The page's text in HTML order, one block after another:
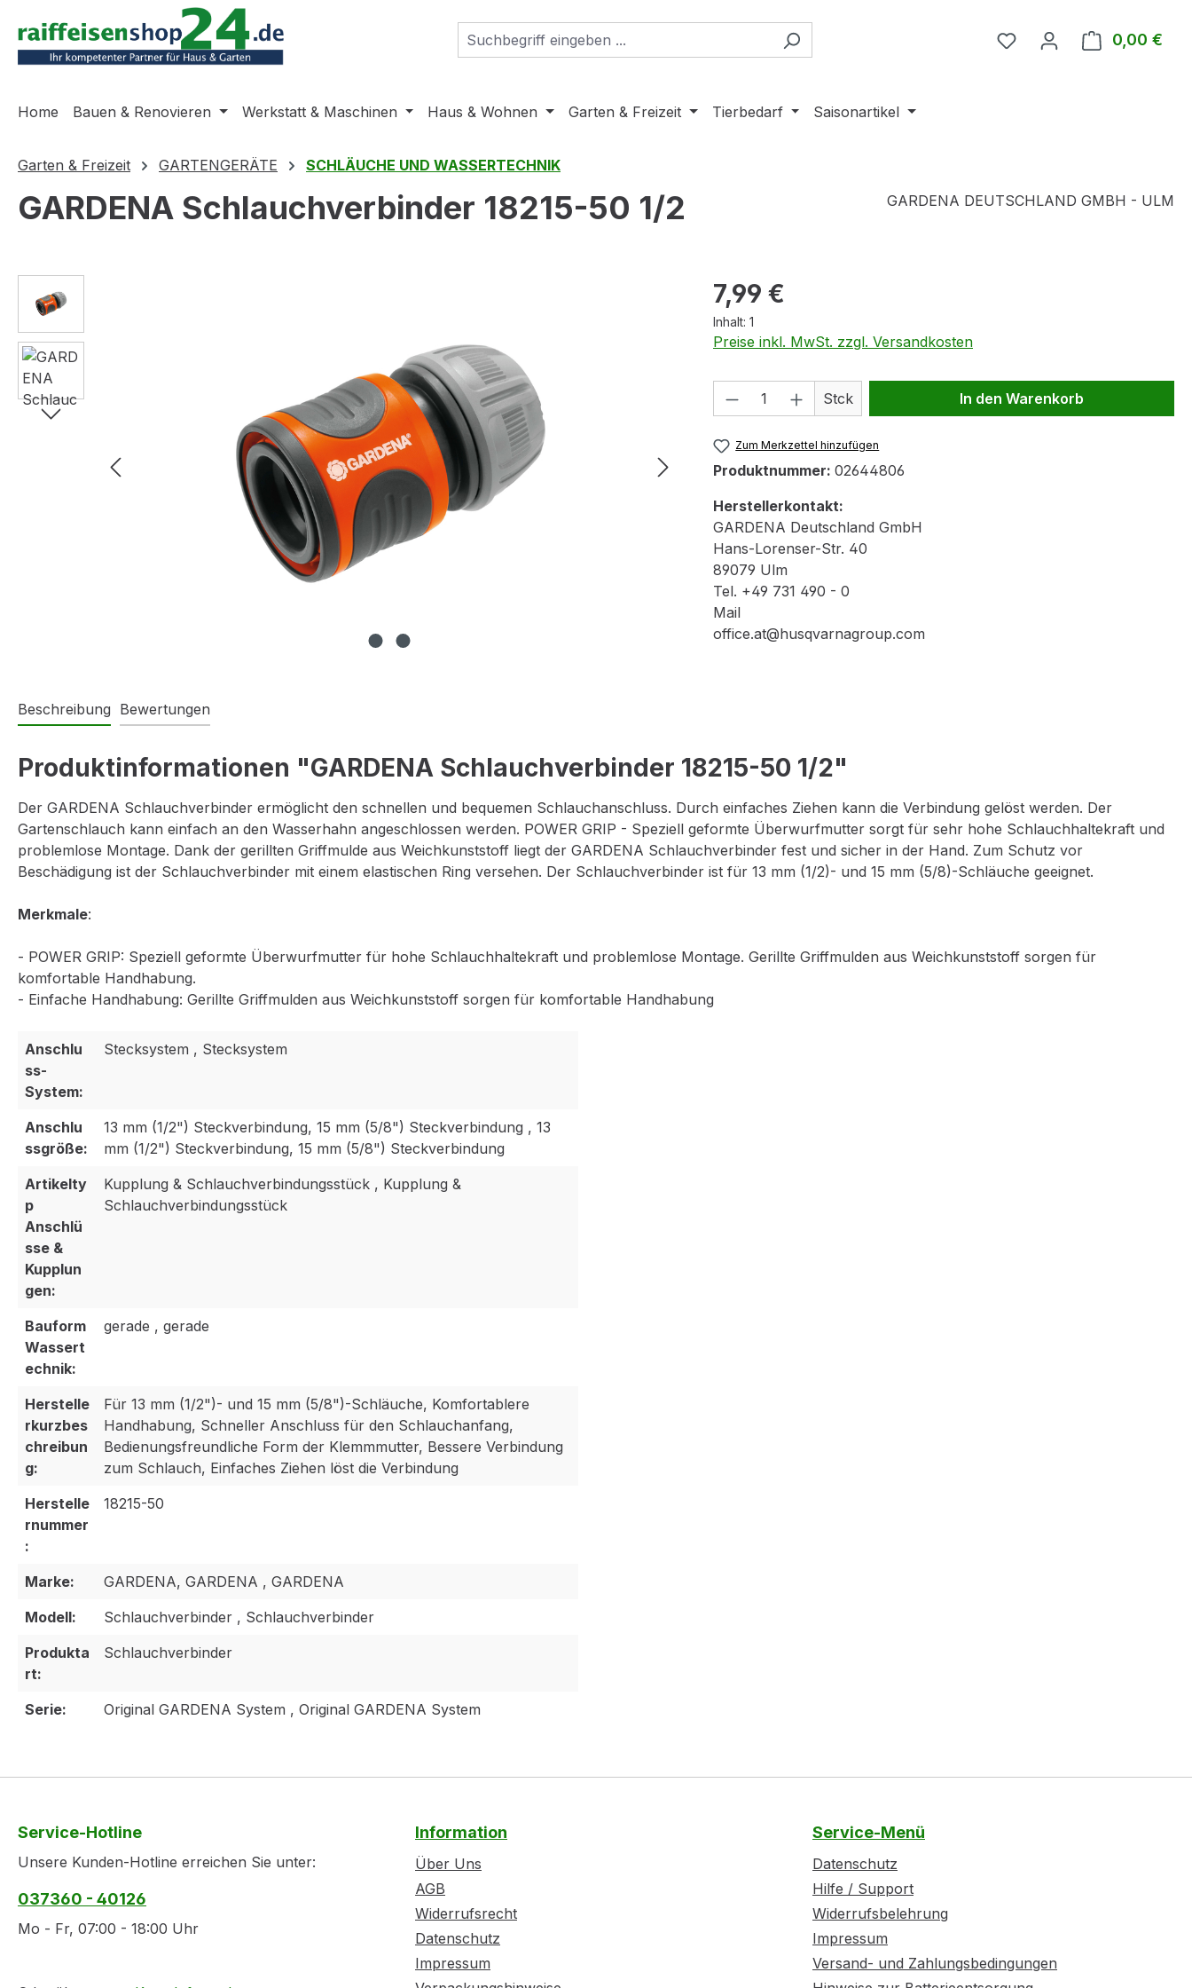
Hauptinhalt springen
Zur Suche springen
Zur Hauptnavigation springen
0,00 €
Home Bauen & Renovieren Werkstatt & Maschinen Haus & Wohnen Garten & Freizeit Tierbedarf Saisonartikel
Garten & Freizeit GARTENGERÄTE SCHLÄUCHE UND WASSERTECHNIK
GARDENA Schlauchverbinder 18215-50 1/2 GARDENA DEUTSCHLAND GMBH - ULM
Regulärer Preis:
7,99 €
Inhalt: 1
Preise inkl. MwSt. zzgl. Versandkosten
Produkt Anzahl: Gib den gewünschten Wert
Stck In den Warenkorb
Zum Merkzettel hinzufügen
Produktnummer: 02644806
Herstellerkontakt:
GARDENA Deutschland GmbH
Hans-Lorenser-Str. 40
89079 Ulm
Tel. +49 731 490 - 0
Mail
office.at@husqvarnagroup.com
Beschreibung Bewertungen
Produktinformationen "GARDENA Schlauchverbinder 18215-50 1/2"
Der GARDENA Schlauchverbinder ermöglicht den schnellen und bequemen Schlauchanschluss. Durch einfaches Ziehen kann die Verbindung gelöst werden. Der
Gartenschlauch kann einfach an den Wasserhahn angeschlossen werden. POWER GRIP - Speziell geformte Überwurfmutter sorgt für sehr hohe Schlauchhaltekraft und
problemlose Montage. Dank der gerillten Griffmulde aus Weichkunststoff liegt der GARDENA Schlauchverbinder fest und sicher in der Hand. Zum Schutz vor
Beschädigung ist der Schlauchverbinder mit einem elastischen Ring versehen. Der Schlauchverbinder ist für 13 mm (1/2)- und 15 mm (5/8)-Schläuche geeignet.
Merkmale:
- POWER GRIP: Speziell geformte Überwurfmutter für hohe Schlauchhaltekraft und problemlose Montage. Gerillte Griffmulden aus Weichkunststoff sorgen für
komfortable Handhabung.
- Einfache Handhabung: Gerillte Griffmulden aus Weichkunststoff sorgen für komfortable Handhabung
Anschlu
ss-
System:
Stecksystem , Stecksystem
Anschlu
ssgröße:
13 mm (1/2") Steckverbindung, 15 mm (5/8") Steckverbindung , 13
mm (1/2") Steckverbindung, 15 mm (5/8") Steckverbindung
Artikelty
p
Anschlü
sse &
Kupplun
gen:
Kupplung & Schlauchverbindungsstück , Kupplung &
Schlauchverbindungsstück
Bauform
Wassert
echnik:
gerade , gerade
Herstelle
rkurzbes
chreibun
g:
Für 13 mm (1/2")- und 15 mm (5/8")-Schläuche, Komfortablere
Handhabung, Schneller Anschluss für den Schlauchanfang,
Bedienungsfreundliche Form der Klemmmutter, Bessere Verbindung
zum Schlauch, Einfaches Ziehen löst die Verbindung
Herstelle
rnummer
:
18215-50
Marke:
GARDENA, GARDENA , GARDENA
Modell:
Schlauchverbinder , Schlauchverbinder
Produkta
rt:
Schlauchverbinder
Serie: Original GARDENA System , Original GARDENA System
Service-Hotline
Unsere Kunden-Hotline erreichen Sie unter:
037360 - 40126
Mo - Fr, 07:00 - 18:00 Uhr
Information
Über Uns
AGB
Widerrufsrecht
Datenschutz
Impressum
Service-Menü
Datenschutz
Hilfe / Support
Widerrufsbelehrung
Impressum
Versand- und Zahlungsbedingungen